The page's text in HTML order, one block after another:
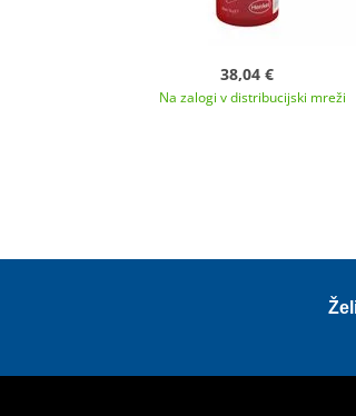
38,04 €
Na zalogi v distribucijski mreži